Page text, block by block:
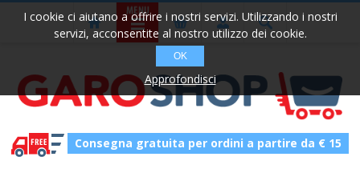
Consegna gratuita per ordini a partire da € 15
I cookie ci aiutano a offrire i nostri servizi. Utilizzando i nostri
servizi, acconsentite al nostro utilizzo dei cookie.
OK
Approfondisci